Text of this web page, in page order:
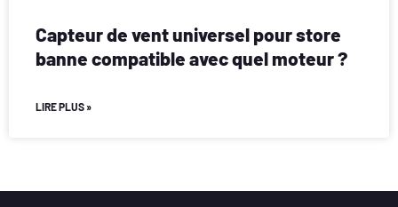
Capteur de vent universel pour store
banne compatible avec quel moteur ?
LIRE PLUS »